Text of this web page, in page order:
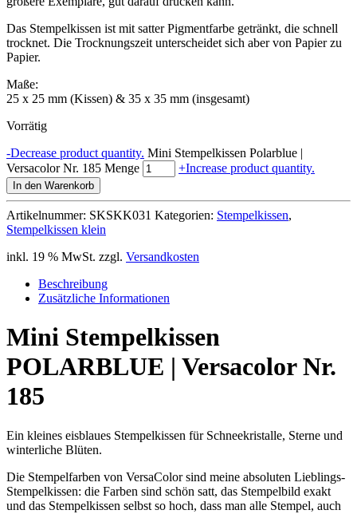
Das Stempelkissen ist mit satter Pigmentfarbe getränkt, die schnell
trocknet. Die Trocknungszeit unterscheidet sich aber von Papier zu
Papier.
Maße:
25 x 25 mm (Kissen) & 35 x 35 mm (insgesamt)
Vorrätig
-Decrease product quantity. Mini Stempelkissen Polarblue |
Versacolor Nr. 185 Menge
+Increase product quantity.
In den Warenkorb
Artikelnummer: SKSKK031 Kategorien: Stempelkissen,
Stempelkissen klein
inkl. 19 % MwSt. zzgl. Versandkosten
Beschreibung
Zusätzliche Informationen
Mini Stempelkissen
POLARBLUE | Versacolor Nr.
185
Ein kleines eisblaues Stempelkissen für Schneekristalle, Sterne und
winterliche Blüten.
Die Stempelfarben von VersaColor sind meine absoluten Lieblings-
Stempelkissen: die Farben sind schön satt, das Stempelbild exakt
und das Stempelkissen selbst so hoch, dass man alle Stempel, auch